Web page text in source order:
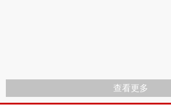
查看更多